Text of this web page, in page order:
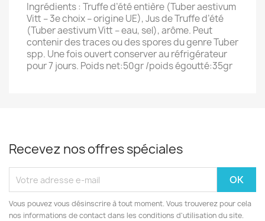
Ingrédients : Truffe d’été entière (Tuber aestivum
Vitt – 3e choix – origine UE), Jus de Truffe d’été
(Tuber aestivum Vitt – eau, sel), arôme. Peut
contenir des traces ou des spores du genre Tuber
spp. Une fois ouvert conserver au réfrigérateur
pour 7 jours. Poids net:50gr /poids égoutté:35gr
Recevez nos offres spéciales
Vous pouvez vous désinscrire à tout moment. Vous trouverez pour cela
nos informations de contact dans les conditions d'utilisation du site.